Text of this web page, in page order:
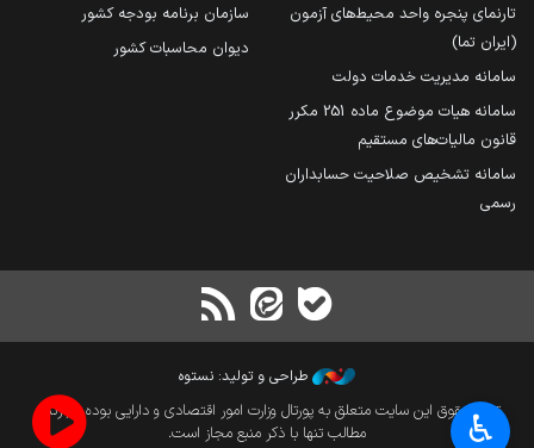
تارنمای پنجره واحد محیط‌های آزمون
(ایران تما)
سامانه مدیریت خدمات دولت
سامانه هیات موضوع ماده 251 مکرر
قانون مالیات‌های مستقیم
سامانه تشخیص صلاحیت حسابداران
رسمی
سازمان برنامه بودجه کشور
دیوان محاسبات کشور
طراحی و تولید: نستوه
تمام حقوق این سایت متعلق به پورتال وزارت امور اقتصادی و دارایی بوده و بازنشر
مطالب تنها با ذکر منبع مجاز است.
♿︎